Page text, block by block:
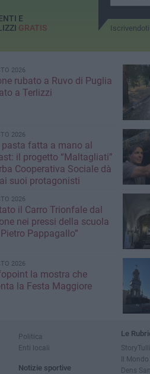
E
GRATIS
2026
rubato a Ruvo di Puglia
a Terlizzi
2026
pasta fatta a mano al
il progetto “Maltagliati”
Cooperativa Sociale dà
suoi protagonisti
2026
il Carro Trionfale dal
nei pressi della scuola
Pappagallo”
2026
la mostra che
la Festa Maggiore
Politica
Enti locali
Notizie sportive
Le
Il
Dens